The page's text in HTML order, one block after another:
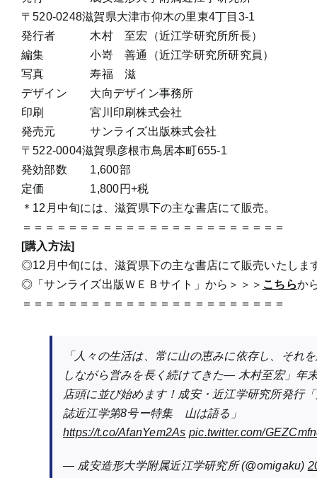
〒520-0248滋賀県大津市仰木の里東4丁目3-1
発行者 木村 至宏（近江学研究所所長）
編集 小嵜 善通（近江学研究所研究員）
写真 寿福 滋
デザイン 大向デザイン事務所
印刷 宮川印刷株式会社
発売元 サンライズ出版株式会社
〒522-0004滋賀県彦根市鳥居本町655-1
発効部数 1,600部
定価 1,800円+税
＊12月中旬には、滋賀県下の主な書店にて販売。
＝＝＝＝＝＝＝＝＝＝＝＝＝＝＝＝＝＝＝＝＝＝＝
[購入方法]
◎12月中旬には、滋賀県下の主な書店にて販売いたしま
◎「サンライズ出版ＷＥＢサイト」から＞＞＞ こちらか
＝＝＝＝＝＝＝＝＝＝＝＝＝＝＝＝＝＝＝＝＝＝＝
「人々の生活は、常に山の恵みに依存し、それ
しながら営みを長く続けてきた― 木村至宏」年
店頭に並び始めます！成安・近江学研究所発行
誌近江学第8号ー特集 山は語る」
https://t.co/AfanYem2As pic.twitter.com/
— 成安造形大学附属近江学研究所 (@omigaku)